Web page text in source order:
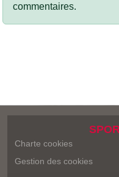
commentaires.
Charte cookies
Gestion des cookies